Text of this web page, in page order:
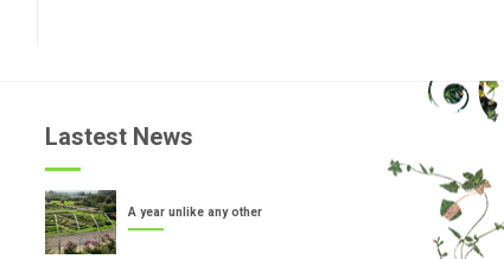
Lastest News
A year unlike any other